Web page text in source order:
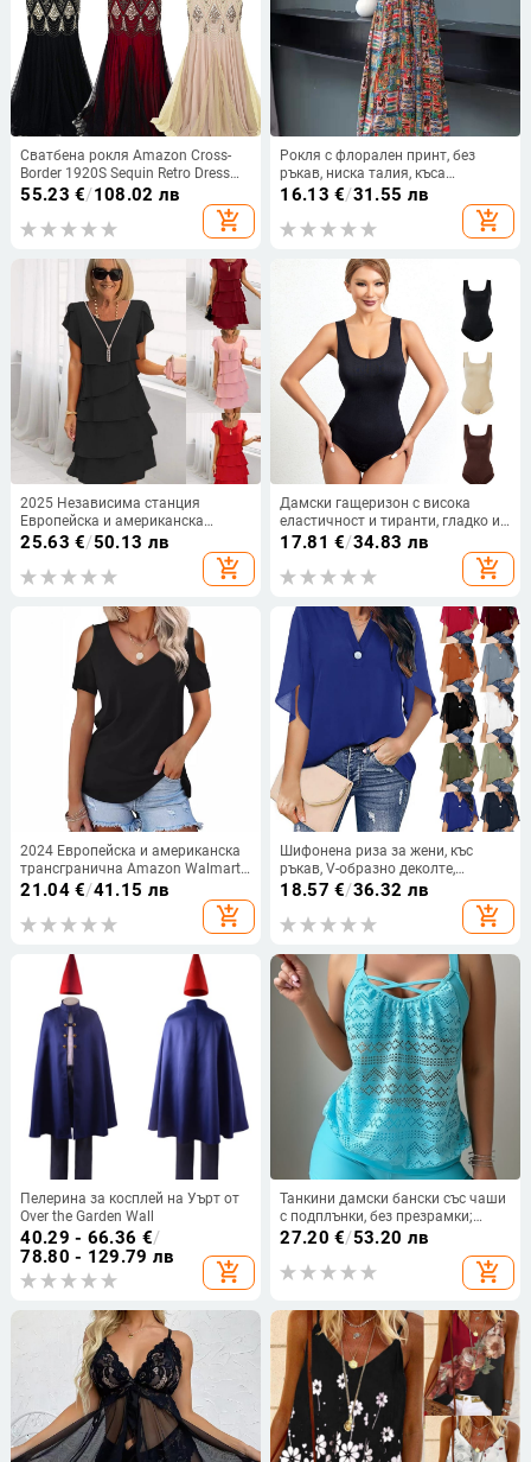
Сватбена рокля Amazon Cross-
Border 1920S Sequin Retro Dress
Plus Size Banquet Dams Evening
55.23 €/108.02 лв
add_shopping_cart
Рокля с флорален принт, без
ръкав, ниска талия, къса
дължина, смес памук-полиестер
16.13 €/31.55 лв
add_shopping_cart
2025 Независима станция
Европейска и американска
трансгранична нова лятна рокля
с къс ръкав и кръгло деколте,
плътен цвят, жени
25.63 €/50.13 лв
add_shopping_cart
Дамски гащеризон с висока
еластичност и тиранти, гладко и
нежно домашно облекло, тънка
талия и дишащо оформящо
тялото облекло от цял ​​свят
17.81 €/34.83 лв
add_shopping_cart
2024 Европейска и американска
трансгранична Amazon Walmart
Hot Нова дамска тениска с къс
ръкав и открито рамо, секси
базова тениска
21.04€/41.15 лв
add_shopping_cart
Шифонена риза за жени, къс
ръкав, V-образно деколте,
моноцветна, закопчаване с едно
копче, свободен силует, средна
дължина
18.57 €/36.32 лв
add_shopping_cart
Пелерина за косплей на Уърт от
Over the Garden Wall
40.29 - 66.36 €/
78.80 - 129.79 лв
add_shopping_cart
Танкини дамски бански със чаши
с подплънки, без презрамки;
полиестерна материя; подплата
полиестер и 18% еластан; стил:
къс бикини; тегло 200 g
27.20 €/53.20 лв
add_shopping_cart